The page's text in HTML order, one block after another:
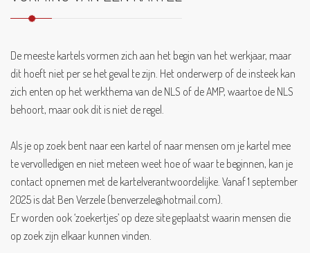
De meeste kartels vormen zich aan het begin van het werkjaar, maar
dit hoeft niet per se het geval te zijn. Het onderwerp of de insteek kan
zich enten op het werkthema van de NLS of de AMP, waartoe de NLS
behoort, maar ook dit is niet de regel.
Als je op zoek bent naar een kartel of naar mensen om je kartel mee
te vervolledigen en niet meteen weet hoe of waar te beginnen, kan je
contact opnemen met de kartelverantwoordelijke. Vanaf 1 september
2025 is dat Ben Verzele (benverzele@hotmail.com).
Er worden ook ‘zoekertjes’ op deze site geplaatst waarin mensen die
op zoek zijn elkaar kunnen vinden.